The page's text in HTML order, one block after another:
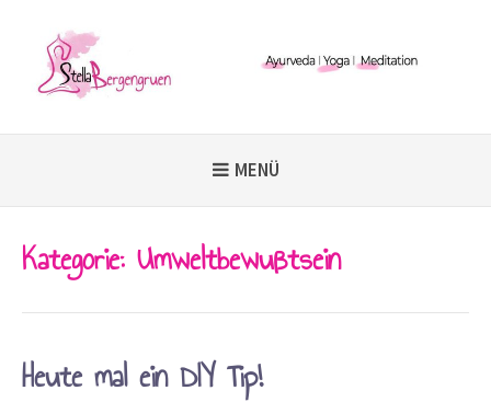
MENÜ
Kategorie: Umweltbewußtsein
Heute mal ein DIY Tip!